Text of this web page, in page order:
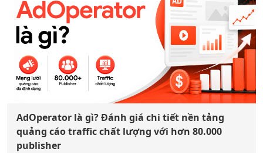
AdOperator là gì? Đánh giá chi tiết nền tảng
quảng cáo traffic chất lượng với hơn 80.000
publisher